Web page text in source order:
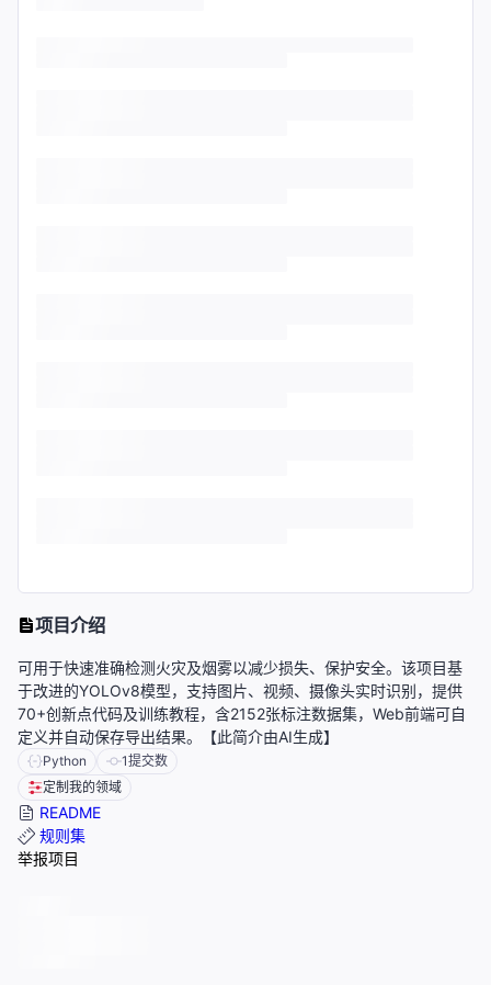
项目介绍
可用于快速准确检测火灾及烟雾以减少损失、保护安全。该项目基
于改进的YOLOv8模型，支持图片、视频、摄像头实时识别，提供
70+创新点代码及训练教程，含2152张标注数据集，Web前端可自
定义并自动保存导出结果。【此简介由AI生成】
Python 1提交数
定制我的领域
README
规则集
举报项目